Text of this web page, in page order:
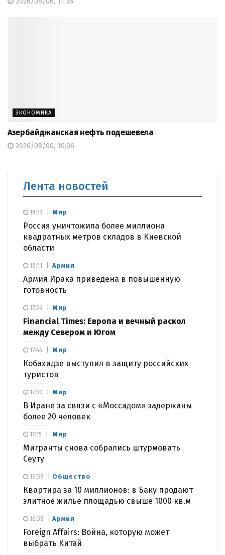
ЭКОНОМИКА
Азербайджанская нефть подешевела
2026/08/06, 10:06
Лента новостей
Мир
Россия уничтожила более миллиона
квадратных метров складов в Киевской
области
18:13
Армия
Армия Ирака приведена в повышенную
готовность
18:11
Мир
Financial Times: Европа и вечный раскол
между Севером и Югом
17:59
Мир
Кобахидзе выступил в защиту российских
туристов
17:44
Мир
В Иране за связи с «Моссадом» задержаны
более 20 человек
17:30
Мир
Мигранты снова собрались штурмовать
Сеуту
17:15
Общество
Квартира за 10 миллионов: в Баку продают
элитное жилье площадью свыше 1000 кв.м
16:59
Армия
Foreign Affairs: Война, которую может
выбрать Китай
16:58